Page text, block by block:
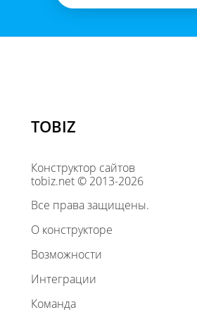
TOBIZ
Конструктор сайтов
tobiz.net © 2013-2026
Все права защищены.
О конструкторе
Возможности
Интеграции
Команда